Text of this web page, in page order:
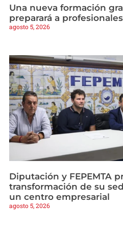
Una nueva formación
preparará a
agosto 5, 2026
Diputación y FEPEMTA
transformación de su
un centro empresarial
agosto 5, 2026